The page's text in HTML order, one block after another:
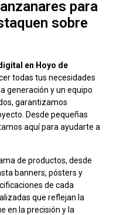
para
sobre
en Hoyo de
todas tus necesidades
generación y un equipo
garantizamos
Desde pequeñas
aquí para ayudarte a
de productos, desde
banners, pósters y
de cada
que reflejan la
en la precisión y la